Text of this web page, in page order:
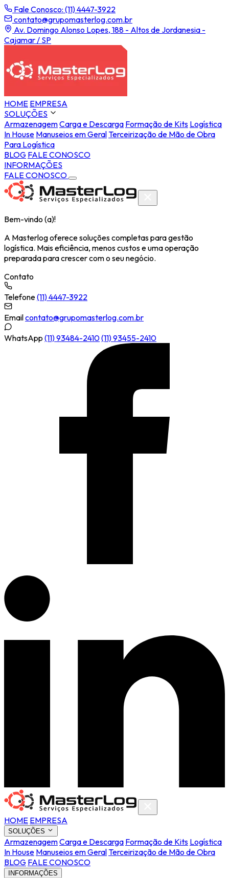
Fale Conosco: (11) 4447-3922
contato@grupomasterlog.com.br
Av. Domingo Alonso Lopes, 188 - Altos de Jordanesia -
Cajamar / SP
HOME EMPRESA
SOLUÇÕES
ArmazenagemCarga e Descarga Formação de Kits Logística
In House Manuseios em GeralTerceirização de Mão de Obra
Para Logística
BLOG FALE CONOSCO
INFORMAÇÕES
FALE CONOSCO
Bem-vindo (a)!
A Masterlog oferece soluções completas para gestão
logística. Mais eficiência, menos custos e uma operação
preparada para crescer com o seu negócio.
Contato
Telefone(11) 4447-3922
Emailcontato@grupomasterlog.com.br
WhatsApp (11) 93484-2410(11) 93455-2410
HOME EMPRESA
SOLUÇÕES
ArmazenagemCarga e Descarga Formação de Kits Logística
In House Manuseios em GeralTerceirização de Mão de Obra
BLOG FALE CONOSCO
INFORMAÇÕES